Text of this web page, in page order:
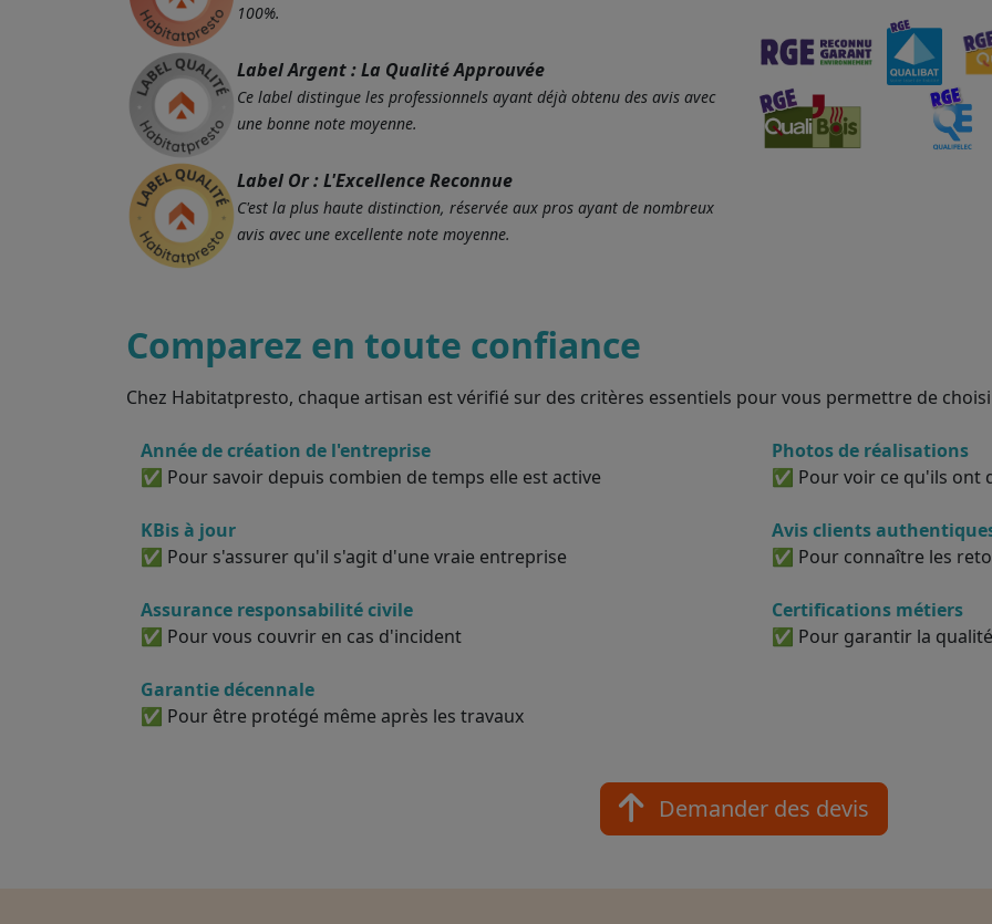
100%.
Label Argent : La Qualité Approuvée
Ce label distingue les professionnels ayant déjà obtenu des avis avec
une bonne note moyenne.
Label Or : L'Excellence Reconnue
C'est la plus haute distinction, réservée aux pros ayant de nombreux
avis avec une excellente note moyenne.
Comparez en toute confiance
Chez Habitatpresto, chaque artisan est vérifié sur des critères essentiels pour vous permettre de
Année de création de l'entreprise
✅ Pour savoir depuis combien de temps elle est active
Photos de réalisations
✅ Pour voir ce qu'ils ont
KBis à jour
✅ Pour s'assurer qu'il s'agit d'une vraie entreprise
Avis clients
✅ Pour connaître les
Assurance responsabilité civile
✅ Pour vous couvrir en cas d'incident
Certifications métiers
✅ Pour garantir la
Garantie décennale
✅ Pour être protégé même après les travaux
Demander des devis